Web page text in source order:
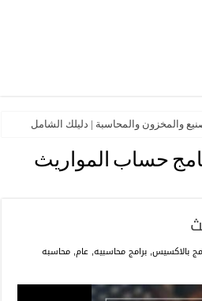
والمخزون والمحاسبة | دليلك الشامل
حساب المواريث
بالاكسيس, برامج محاسبيه, عام, محاسبه